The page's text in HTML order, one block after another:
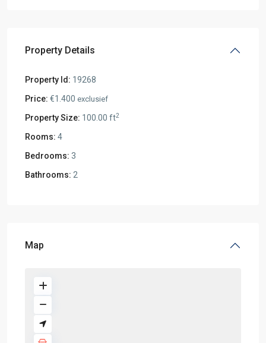
Property Details
Property Id: 19268
Price: €1.400 exclusief
Property Size: 100.00 ft2
Rooms: 4
Bedrooms: 3
Bathrooms: 2
Map